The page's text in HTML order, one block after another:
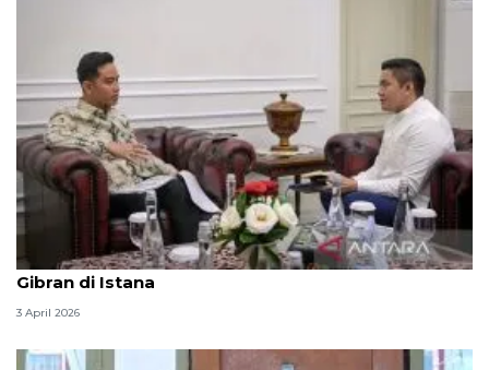
Seskab Teddy silaturahmi Idul Fitri ke Wapres
Gibran di Istana
3 April 2026